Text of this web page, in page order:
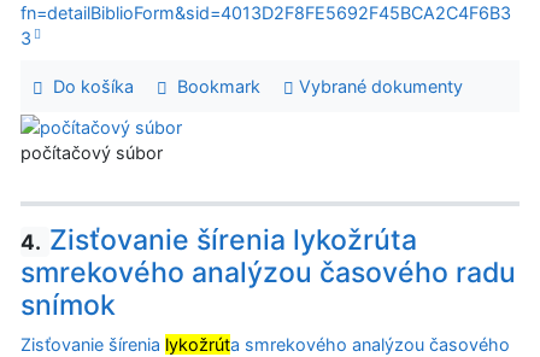
fn=detailBiblioForm&sid=4013D2F8FE5692F45BCA2C4F6B3
3
Do košíka Bookmark Vybrané dokumenty
počítačový súbor
4. Zisťovanie šírenia lykožrúta
smrekového analýzou časového radu
snímok
Zisťovanie šírenia lykožrúta smrekového analýzou časového